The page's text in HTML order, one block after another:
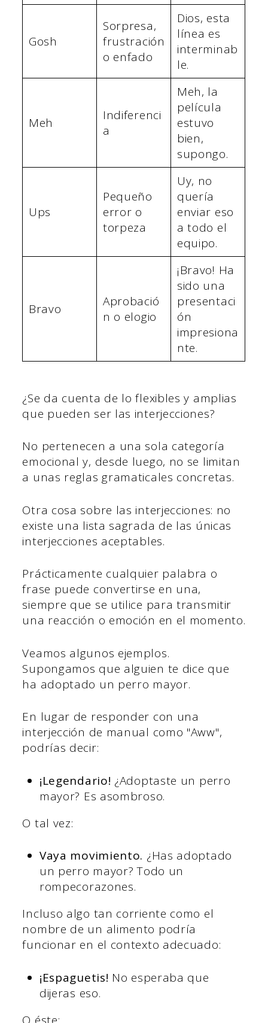
Gosh
Sorpresa,
frustración
o enfado
Dios, esta
línea es
interminab
le.
Meh
Indiferenci
a
Meh, la
película
estuvo
bien,
supongo.
Ups
Pequeño
error o
torpeza
Uy, no
quería
enviar eso
a todo el
equipo.
Bravo
Aprobació
n o elogio
¡Bravo! Ha
sido una
presentaci
ón
impresiona
nte.
¿Se da cuenta de lo flexibles y amplias
que pueden ser las interjecciones?
No pertenecen a una sola categoría
emocional y, desde luego, no se limitan
a unas reglas gramaticales concretas.
Otra cosa sobre las interjecciones: no
existe una lista sagrada de las únicas
interjecciones aceptables.
Prácticamente cualquier palabra o
frase puede convertirse en una,
siempre que se utilice para transmitir
una reacción o emoción en el momento.
Veamos algunos ejemplos.
Supongamos que alguien te dice que
ha adoptado un perro mayor.
En lugar de responder con una
interjección de manual como "Aww",
podrías decir:
¡Legendario! ¿Adoptaste un perro
mayor? Es asombroso.
O tal vez:
Vaya movimiento. ¿Has adoptado
un perro mayor? Todo un
rompecorazones.
Incluso algo tan corriente como el
nombre de un alimento podría
funcionar en el contexto adecuado:
¡Espaguetis! No esperaba que
dijeras eso.